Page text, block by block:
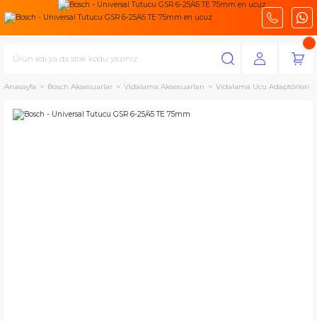
Anasayfa Bosch Aksesuarlar Vidalama Aksesuarları Vidalama Ucu Adaptörleri